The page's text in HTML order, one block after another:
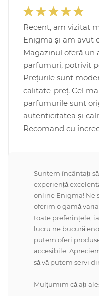
Recent, am vizitat
Enigma și am avut
Magazinul oferă un
parfumuri, potrivit
Prețurile sunt
calitate-preț. Cel
parfumurile sunt
autenticitatea și
Recomand cu
Suntem încântați
experiență
online Enigma! Ne
oferim o gamă
toate preferințele,
lucru ne bucură
putem oferi
accesibile.
să vă putem servi
Mulțumim că ați